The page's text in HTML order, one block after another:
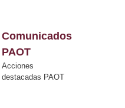
Comunicados
PAOT
Acciones
destacadas PAOT